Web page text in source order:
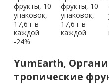
-24%
YumEarth,
тропические